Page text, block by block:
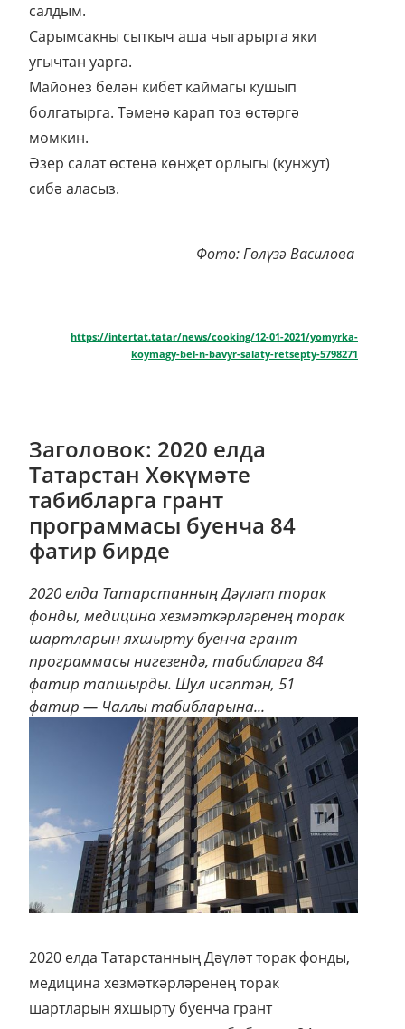
салдым.
Сарымсакны сыткыч аша чыгарырга яки
угычтан уарга.
Майонез белән кибет каймагы кушып
болгатырга. Тәменә карап тоз өстәргә
мөмкин.
Әзер салат өстенә көнҗет орлыгы (кунжут)
сибә аласыз.
Фото: Гөлүзә Василова
https://intertat.tatar/news/cooking/12-01-2021/yomyrka-
koymagy-bel-n-bavyr-salaty-retsepty-5798271
Заголовок: 2020 елда
Татарстан Хөкүмәте
табибларга грант
программасы буенча 84
фатир бирде
2020 елда Татарстанның Дәүләт торак
фонды, медицина хезмәткәрләренең торак
шартларын яхшырту буенча грант
программасы нигезендә, табибларга 84
фатир тапшырды. Шул исәптән, 51
фатир — Чаллы табибларына...
2020 елда Татарстанның Дәүләт торак фонды,
медицина хезмәткәрләренең торак
шартларын яхшырту буенча грант